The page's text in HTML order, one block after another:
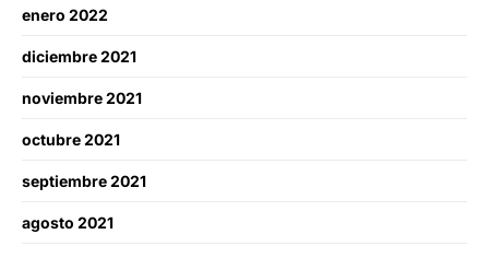
enero 2022
diciembre 2021
noviembre 2021
octubre 2021
septiembre 2021
agosto 2021